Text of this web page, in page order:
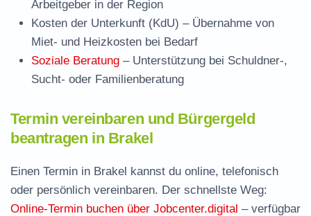
Arbeitgeber in der Region
Kosten der Unterkunft (KdU) – Übernahme von
Miet- und Heizkosten bei Bedarf
Soziale Beratung – Unterstützung bei Schuldner-,
Sucht- oder Familienberatung
Termin vereinbaren und Bürgergeld
beantragen in Brakel
Einen Termin in Brakel kannst du online, telefonisch
oder persönlich vereinbaren. Der schnellste Weg:
Online-Termin buchen über Jobcenter.digital – verfügbar